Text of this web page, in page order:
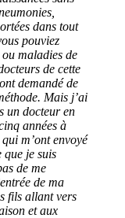
dans tout
pouviez
ou maladies de
de cette
demandé de
Mais j’ai
un docteur en
années à
m’ont envoyé
que je suis
de me
de ma
fils allant vers
et aux